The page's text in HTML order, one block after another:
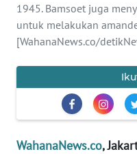
1945. Bamsoet juga
untuk melakukan
[WahanaNews.co/
WahanaNews.co,
PENDIDIKAN